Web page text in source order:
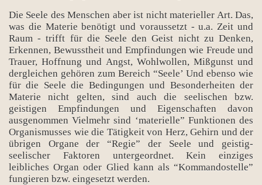
Die Seele des Menschen aber ist nicht materieller Art. Das,
was die Materie benötigt und voraussetzt - u.a. Zeit und
Raum - trifft für die Seele den Geist nicht zu Denken,
Erkennen, Bewusstheit und Empfindungen wie Freude und
Trauer, Hoffnung und Angst, Wohlwollen, Mißgunst und
dergleichen gehören zum Bereich “Seele’ Und ebenso wie
für die Seele die Bedingungen und Besonderheiten der
Materie nicht gelten, sind auch die seelischen bzw.
geistigen Empfindungen und Eigenschaften davon
ausgenommen Vielmehr sind ‘materielle” Funktionen des
Organismusses wie die Tätigkeit von Herz, Gehirn und der
übrigen Organe der “Regie” der Seele und geistig-
seelischer Faktoren untergeordnet. Kein einziges
leibliches Organ oder Glied kann als “Kommandostelle”
fungieren bzw. eingesetzt werden.